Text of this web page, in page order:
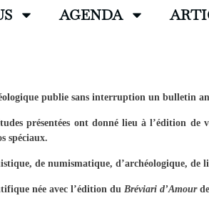
AGENDA
publie sans interruption un bulletin
présentées ont donné lieu à l’édition
spéciaux.
de numismatique, d’archéologique, de
née avec l’édition du Bréviari d’Amour